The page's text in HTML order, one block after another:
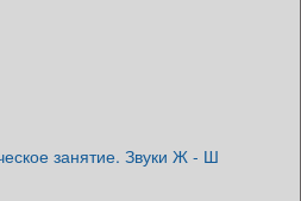
занятие. Звуки Ж - Ш